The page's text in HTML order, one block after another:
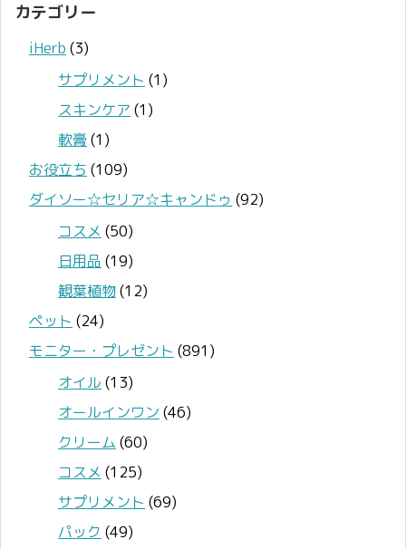
カテゴリー
iHerb (3)
サプリメント (1)
スキンケア (1)
軟膏(1)
お役立ち (109)
ダイソー☆セリア☆キャンドゥ (92)
コスメ (50)
日用品 (19)
観葉植物(12)
ペット (24)
モニター・プレゼント (891)
オイル (13)
オールインワン (46)
クリーム (60)
コスメ (125)
サプリメント (69)
パック (49)